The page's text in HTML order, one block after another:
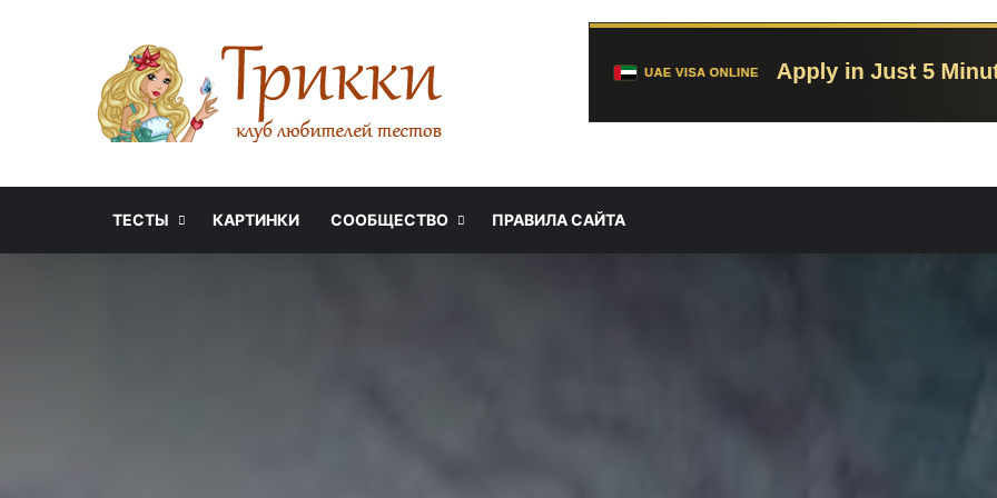
ТЕСТЫ КАРТИНКИ СООБЩЕСТВО ПРАВИЛА САЙТА